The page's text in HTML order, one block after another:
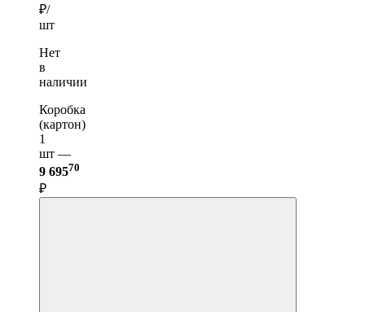
₽/
шт
Нет
в
наличии
Коробка
(картон)
1
шт —
9 69570
₽